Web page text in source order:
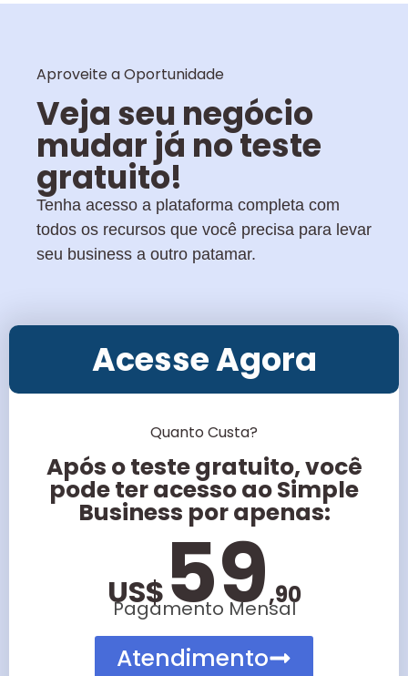
Aproveite a Oportunidade
Veja seu negócio
mudar já no teste
gratuito!
Tenha acesso a plataforma completa com
todos os recursos que você precisa para levar
seu business a outro patamar.
Acesse Agora
Quanto Custa?
Após o teste gratuito, você
pode ter acesso ao Simple
Business por apenas:
US$59,90
Pagamento Mensal
Atendimento